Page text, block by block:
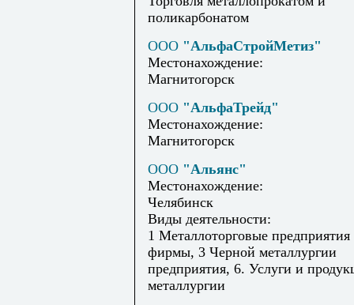
поликарбонатом
ООО "АльфаСтройМетиз"
Местонахождение:
Магнитогорск
ООО "АльфаТрейд"
Местонахождение:
Магнитогорск
ООО "Альянс"
Местонахождение:
Челябинск
Виды деятельности:
1 Металлоторговые предприятия
фирмы, 3 Черной металлургии
предприятия, 6. Услуги и
металлургии